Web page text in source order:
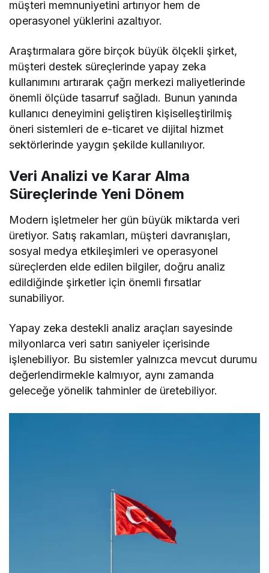
müşteri memnuniyetini artırıyor hem de
operasyonel yüklerini azaltıyor.
Araştırmalara göre birçok büyük ölçekli şirket,
müşteri destek süreçlerinde yapay zeka
kullanımını artırarak çağrı merkezi maliyetlerinde
önemli ölçüde tasarruf sağladı. Bunun yanında
kullanıcı deneyimini geliştiren kişiselleştirilmiş
öneri sistemleri de e-ticaret ve dijital hizmet
sektörlerinde yaygın şekilde kullanılıyor.
Veri Analizi ve Karar Alma
Süreçlerinde Yeni Dönem
Modern işletmeler her gün büyük miktarda veri
üretiyor. Satış rakamları, müşteri davranışları,
sosyal medya etkileşimleri ve operasyonel
süreçlerden elde edilen bilgiler, doğru analiz
edildiğinde şirketler için önemli fırsatlar
sunabiliyor.
Yapay zeka destekli analiz araçları sayesinde
milyonlarca veri satırı saniyeler içerisinde
işlenebiliyor. Bu sistemler yalnızca mevcut durumu
değerlendirmekle kalmıyor, aynı zamanda
geleceğe yönelik tahminler de üretebiliyor.